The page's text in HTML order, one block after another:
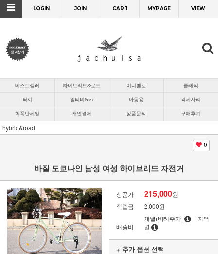
LOGIN JOIN CART MYPAGE VIEW
베스트셀러 하이브리드&로드 미니벨로 클래식
픽시 엠티비&etc 아동용 악세사리
핵폭탄세일 개인결제 상품문의 구매후기
hybrid&road
0
바질 도쿄나인 남성 여성 하이브리드 자전거
상품가 215,000원
적립금
2,000원
배송비
개별(비례추가)
지역
별
+ 추가 옵션 선택